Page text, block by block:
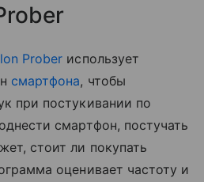
Prober использует
смартфона, чтобы
при постукивании по
смартфон, постучать
стоит ли покупать
оценивает частоту и